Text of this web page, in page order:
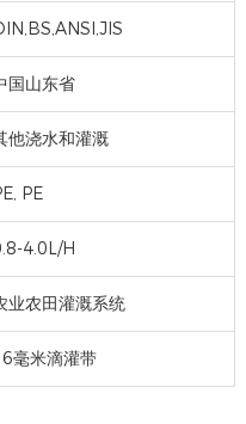
国山东省
他浇水和灌溉
PE
4.0L/H
业农田灌溉系统
毫米滴灌带